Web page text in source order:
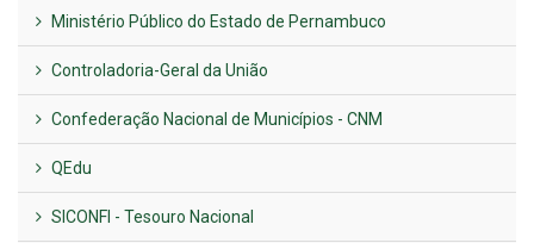
Ministério Público do Estado de Pernambuco
Controladoria-Geral da União
Confederação Nacional de Municípios - CNM
QEdu
SICONFI - Tesouro Nacional